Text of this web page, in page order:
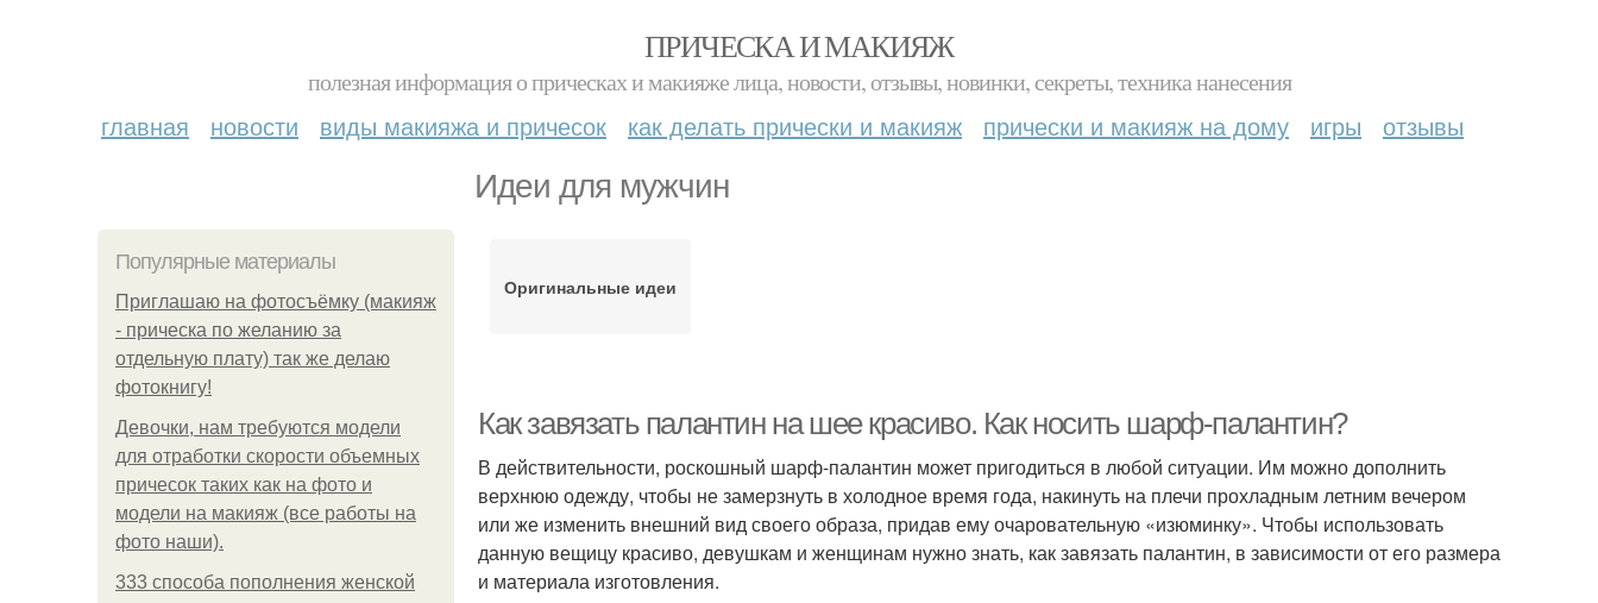
ПРИЧЕСКА И МАКИЯЖ
полезная информация о прическах и макияже лица, новости, отзывы, новинки, секреты, техника нанесения
главная новости виды макияжа и причесок как делать прически и макияж прически и макияж на дому игры отзывы
Идеи для мужчин
Популярные материалы
Приглашаю на фотосъёмку (макияж
- прическа по желанию за
отдельную плату) так же делаю
фотокнигу!
Девочки, нам требуются модели
для отработки скорости объемных
причесок таких как на фото и
модели на макияж (все работы на
фото наши).
333 способа пополнения женской
Оригинальные идеи
Как завязать палантин на шее красиво. Как носить шарф-палантин?
В действительности, роскошный шарф-палантин может пригодиться в любой ситуации. Им можно дополнить
верхнюю одежду, чтобы не замерзнуть в холодное время года, накинуть на плечи прохладным летним вечером
или же изменить внешний вид своего образа, придав ему очаровательную «изюминку». Чтобы использовать
данную вещицу красиво, девушкам и женщинам нужно знать, как завязать палантин, в зависимости от его размера
и материала изготовления.